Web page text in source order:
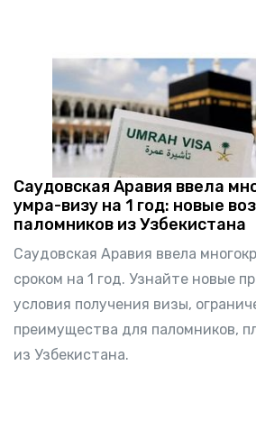
Саудовская Аравия ввела
умра-визу на 1 год: новые
паломников из Узбекистана
Саудовская Аравия ввела
сроком на 1 год. Узнайте новые
условия получения визы,
преимущества для паломников,
из Узбекистана.